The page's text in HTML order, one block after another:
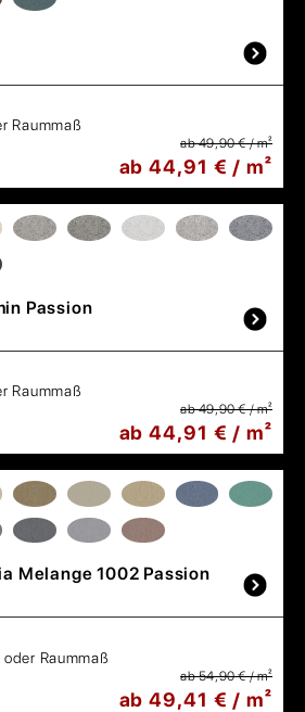
Raummaß
ab 49,90 € / m²
ab 44,91 € / m²
Passion
Raummaß
ab 49,90 € / m²
ab 44,91 € / m²
Melange 1002 Passion
Raummaß
ab 54,90 € / m²
ab 49,41 € / m²